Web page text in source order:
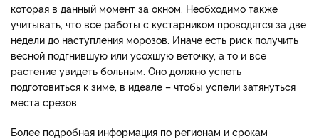
которая в данный момент за окном. Необходимо также
учитывать, что все работы с кустарником проводятся за две
недели до наступления морозов. Иначе есть риск получить
весной подгнившую или усохшую веточку, а то и все
растение увидеть больным. Оно должно успеть
подготовиться к зиме, в идеале – чтобы успели затянуться
места срезов.
Более подробная информация по регионам и срокам